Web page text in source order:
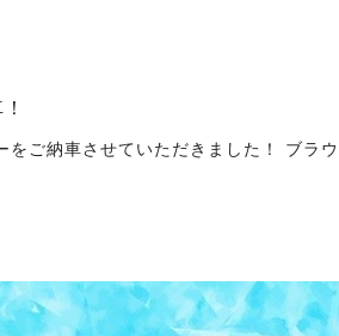
をご納車させていただきました！ ブラ